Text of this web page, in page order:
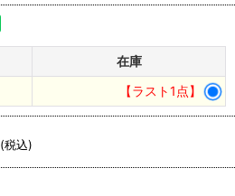
在庫
【ラスト1点】
(税込)